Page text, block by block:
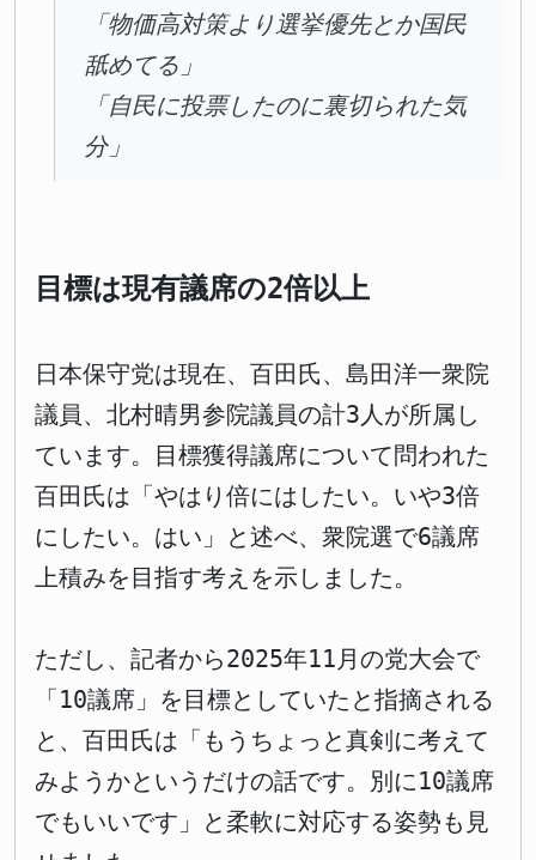
「物価高対策より選挙優先とか国民
舐めてる」
「自民に投票したのに裏切られた気
分」
目標は現有議席の2倍以上
日本保守党は現在、百田氏、島田洋一衆院
議員、北村晴男参院議員の計3人が所属し
ています。目標獲得議席について問われた
百田氏は「やはり倍にはしたい。いや3倍
にしたい。はい」と述べ、衆院選で6議席
上積みを目指す考えを示しました。
ただし、記者から2025年11月の党大会で
「10議席」を目標としていたと指摘される
と、百田氏は「もうちょっと真剣に考えて
みようかというだけの話です。別に10議席
でもいいです」と柔軟に対応する姿勢も見